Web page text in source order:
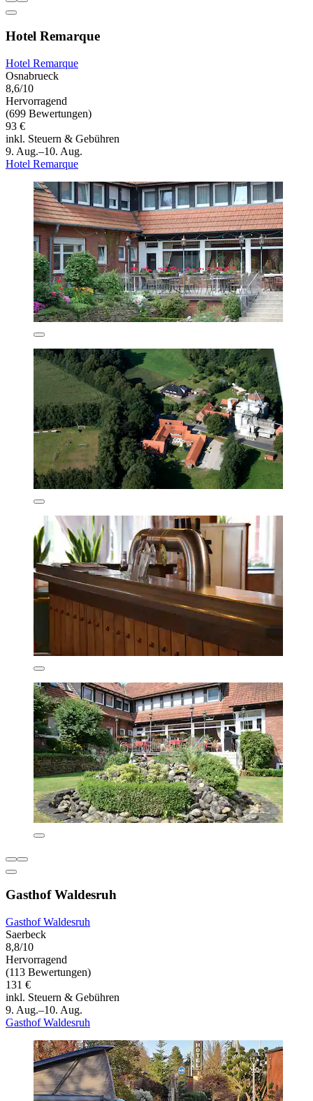
Hotel Remarque
Hotel Remarque
Osnabrueck
8,6/10
Hervorragend
(699 Bewertungen)
93 €
inkl. Steuern & Gebühren
9. Aug.–10. Aug.
Hotel Remarque
Gasthof Waldesruh
Gasthof Waldesruh
Saerbeck
8,8/10
Hervorragend
(113 Bewertungen)
131 €
inkl. Steuern & Gebühren
9. Aug.–10. Aug.
Gasthof Waldesruh